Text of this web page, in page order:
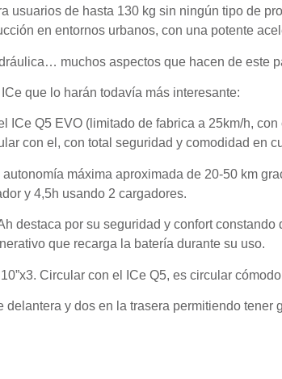
usuarios de hasta 130 kg sin ningún tipo de
en entornos urbanos, con una potente
muchos aspectos que hacen de este
que lo harán todavía más interesante:
ICe Q5 EVO (limitado de fabrica a 25km/h,
con el, con total seguridad y comodidad en
máxima aproximada de 20-50 km
y 4,5h usando 2 cargadores.
destaca por su seguridad y confort
que recarga la batería durante su uso.
Circular con el ICe Q5, es circular
delantera y dos en la trasera permitiendo